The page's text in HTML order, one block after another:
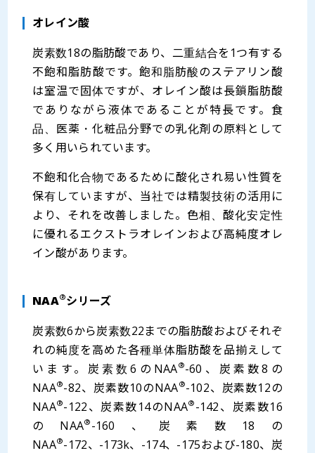
オレイン酸
炭素数18の脂肪酸であり、二重結合を1つ有する
不飽和脂肪酸です。飽和脂肪酸のステアリン酸
は室温で固体ですが、オレイン酸は長鎖脂肪酸
でありながら液体であることが特長です。食
品、医薬・化粧品分野での乳化剤の原料として
多く用いられています。
不飽和化合物であるために酸化され易い性質を
保有していますが、当社では精製技術の活用に
より、それを改善しました。色相、酸化安定性
に優れるエクストラオレインおよび高純度オレ
イン酸があります。
NAA®シリーズ
炭素数6から炭素数22までの脂肪酸およびそれぞ
れの純度を高めた各種単体脂肪酸を品揃えして
います。炭素数6のNAA®-60、炭素数8の
NAA®-82、炭素数10のNAA®-102、炭素数12の
NAA®-122、炭素数14のNAA® -142、炭素数16
のNAA® -160、炭素数18の
NAA®-172、-173k、-174、-175および-180、炭